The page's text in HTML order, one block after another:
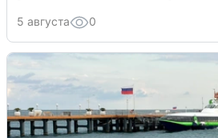
5 августа 0